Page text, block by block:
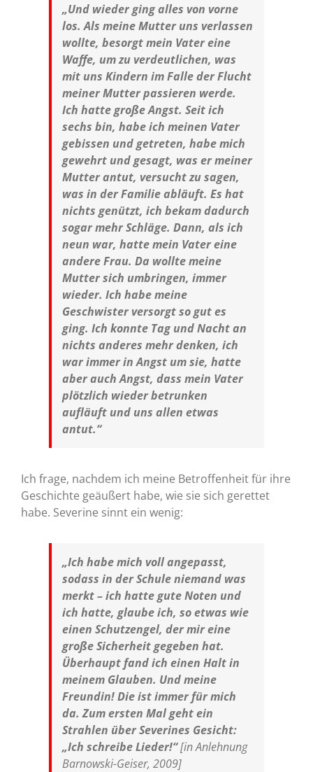
„Und wieder ging alles von vorne
los. Als meine Mutter uns verlassen
wollte, besorgt mein Vater eine
Waffe, um zu verdeutlichen, was
mit uns Kindern im Falle der Flucht
meiner Mutter passieren werde.
Ich hatte große Angst. Seit ich
sechs bin, habe ich meinen Vater
gebissen und getreten, habe mich
gewehrt und gesagt, was er meiner
Mutter antut, versucht zu sagen,
was in der Familie abläuft. Es hat
nichts genützt, ich bekam dadurch
sogar mehr Schläge. Dann, als ich
neun war, hatte mein Vater eine
andere Frau. Da wollte meine
Mutter sich umbringen, immer
wieder. Ich habe meine
Geschwister versorgt so gut es
ging. Ich konnte Tag und Nacht an
nichts anderes mehr denken, ich
war immer in Angst um sie, hatte
aber auch Angst, dass mein Vater
plötzlich wieder betrunken
aufläuft und uns allen etwas
antut.“
Ich frage, nachdem ich meine Betroffenheit für ihre
Geschichte geäußert habe, wie sie sich gerettet
habe. Severine sinnt ein wenig:
„Ich habe mich voll angepasst,
sodass in der Schule niemand was
merkt – ich hatte gute Noten und
ich hatte, glaube ich, so etwas wie
einen Schutzengel, der mir eine
große Sicherheit gegeben hat.
Überhaupt fand ich einen Halt in
meinem Glauben. Und meine
Freundin! Die ist immer für mich
da. Zum ersten Mal geht ein
Strahlen über Severines Gesicht:
„Ich schreibe Lieder!“[in Anlehnung
Barnowski-Geiser, 2009]